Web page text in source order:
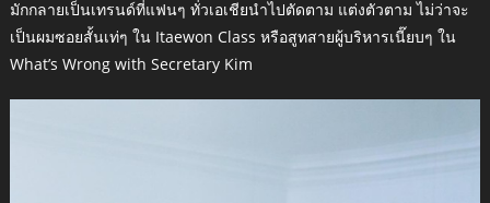
มักกลายเป็นเทรนด์ที่แฟนๆ ทั่วเอเชียนำไปตัดตาม แต่งตัวตาม ไม่ว่าจะ
เป็นผมซอยสั้นเท่ๆ ใน Itaewon Class หรือสูทสายผู้บริหารเนี๊ยบๆ ใน
What’s Wrong with Secretary Kim